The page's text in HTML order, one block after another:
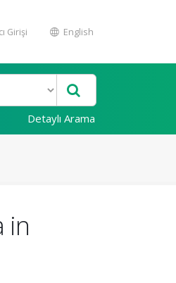
Girişi English
Detaylı Arama
in